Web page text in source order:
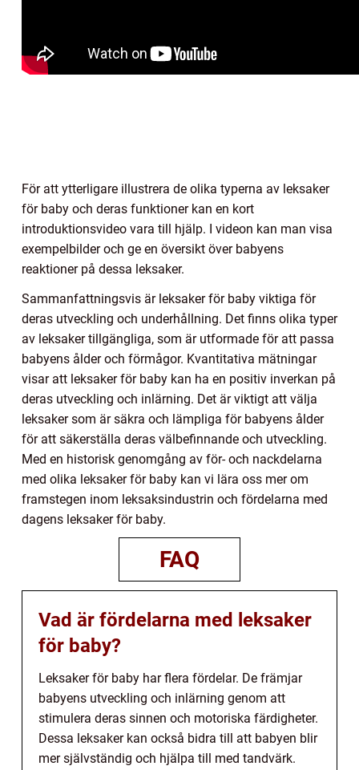
För att ytterligare illustrera de olika typerna av leksaker
för baby och deras funktioner kan en kort
introduktionsvideo vara till hjälp. I videon kan man visa
exempelbilder och ge en översikt över babyens
reaktioner på dessa leksaker.
Sammanfattningsvis är leksaker för baby viktiga för
deras utveckling och underhållning. Det finns olika typer
av leksaker tillgängliga, som är utformade för att passa
babyens ålder och förmågor. Kvantitativa mätningar
visar att leksaker för baby kan ha en positiv inverkan på
deras utveckling och inlärning. Det är viktigt att välja
leksaker som är säkra och lämpliga för babyens ålder
för att säkerställa deras välbefinnande och utveckling.
Med en historisk genomgång av för- och nackdelarna
med olika leksaker för baby kan vi lära oss mer om
framstegen inom leksaksindustrin och fördelarna med
dagens leksaker för baby.
FAQ
Vad är fördelarna med leksaker
för baby?
Leksaker för baby har flera fördelar. De främjar
babyens utveckling och inlärning genom att
stimulera deras sinnen och motoriska färdigheter.
Dessa leksaker kan också bidra till att babyen blir
mer självständig och hjälpa till med tandvärk.